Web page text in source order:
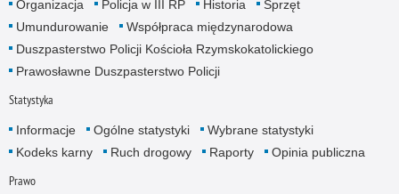
Organizacja
Policja w III RP Historia
Sprzęt
Umundurowanie
Współpraca międzynarodowa
Duszpasterstwo Policji Kościoła Rzymskokatolickiego
Prawosławne Duszpasterstwo Policji
Statystyka
Informacje Ogólne statystyki
Wybrane statystyki
Kodeks karny
Ruch drogowy Raporty Opinia publiczna
Prawo